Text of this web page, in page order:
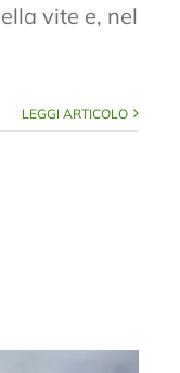
vite e, nel
LEGGI ARTICOLO